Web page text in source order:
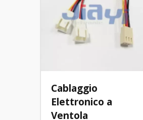
Cablaggio
Elettronico a
Ventola